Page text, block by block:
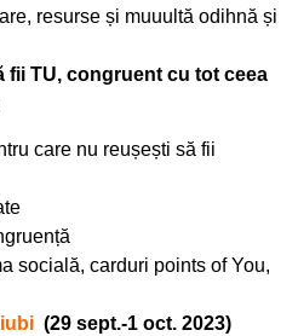
resurse și muuultă odihnă și
fii TU, congruent cu tot ceea
care nu reușești să fii
socială, carduri points of You,
(29 sept.-1 oct. 2023)